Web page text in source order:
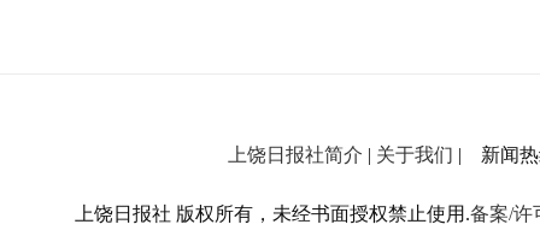
上饶日报社简介 | 关于我们 | 新闻热
上饶日报社 版权所有，未经书面授权禁止使用.备案/许